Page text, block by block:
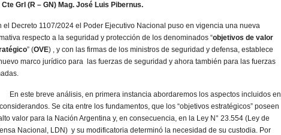
Cte Grl (R – GN) Mag. José Luis Pibernus.
el Decreto 1107/2024 el Poder Ejecutivo Nacional puso en vigencia una nueva
respecto a la seguridad y protección de los denominados “objetivos de valor
” (OVE) , y con las firmas de los ministros de seguridad y defensa, establece
marco jurídico para las fuerzas de seguridad y ahora también para las fuerzas
este breve análisis, en primera instancia abordaremos los aspectos incluidos en
Se cita entre los fundamentos, que los “objetivos estratégicos” poseen
valor para la Nación Argentina y, en consecuencia, en la Ley N° 23.554 (Ley de
Nacional, LDN) y su modificatoria determinó la necesidad de su custodia. Por